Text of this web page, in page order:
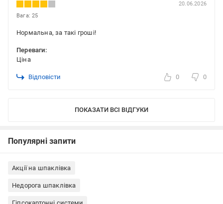
20.06.2026
Вага: 25
Нормальна, за такі гроші!
Переваги:
Ціна
Відповісти 0 0
ПОКАЗАТИ ВСІ ВІДГУКИ
Популярні запити
Акції на шпаклівка
Недорога шпаклівка